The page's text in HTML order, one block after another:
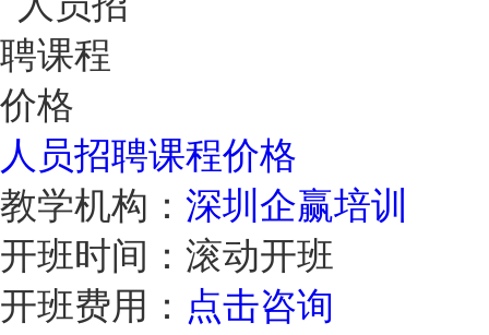
人员招聘课程价格
教学机构： 深圳企赢培训
开班时间： 滚动开班
开班费用： 点击咨询